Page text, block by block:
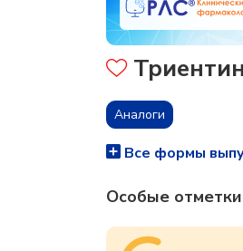
Аналоги
Все формы
Особые